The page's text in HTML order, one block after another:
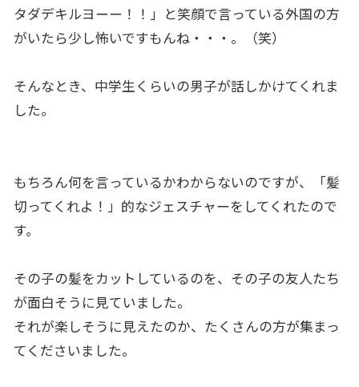
タダデキルヨーー！！」と笑顔で言っている外国の方
がいたら少し怖いですもんね・・・。（笑）
そんなとき、中学生くらいの男子が話しかけてくれま
した。
もちろん何を言っているかわからないのですが、「髪
切ってくれよ！」的なジェスチャーをしてくれたので
す。
その子の髪をカットしているのを、その子の友人たち
が面白そうに見ていました。
それが楽しそうに見えたのか、たくさんの方が集まっ
てくださいました。